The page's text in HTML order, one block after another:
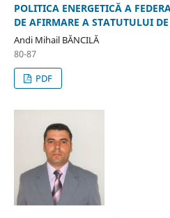
POLITICA ENERGETICĂ A
DE AFIRMARE A STATUTULUI
Andi Mihail BĂNCILĂ
80-87
PDF